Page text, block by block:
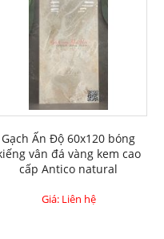
Gạch Ấn Độ 60x120 bóng
vân đá vàng kem cao
cấp Antico natural
Giá: Liên hệ